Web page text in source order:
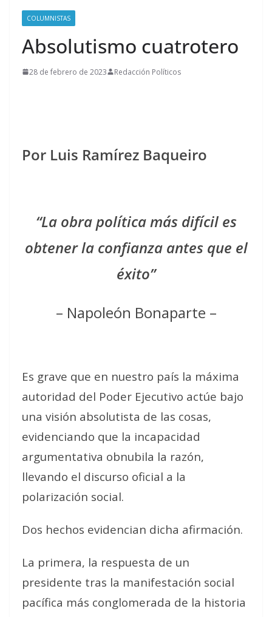
COLUMNISTAS
Absolutismo cuatrotero
28 de febrero de 2023 Redacción Políticos
Por Luis Ramírez Baqueiro
“La obra política más difícil es
obtener la confianza antes que el
éxito”
– Napoleón Bonaparte –
Es grave que en nuestro país la máxima
autoridad del Poder Ejecutivo actúe bajo
una visión absolutista de las cosas,
evidenciando que la incapacidad
argumentativa obnubila la razón,
llevando el discurso oficial a la
polarización social.
Dos hechos evidencian dicha afirmación.
La primera, la respuesta de un
presidente tras la manifestación social
pacífica más conglomerada de la historia